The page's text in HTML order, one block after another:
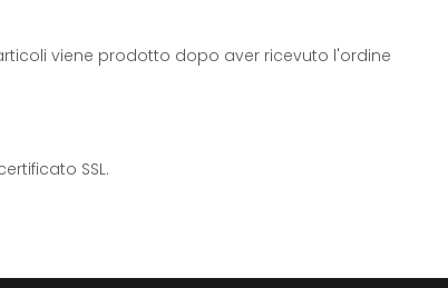
viene prodotto dopo aver ricevuto l'ordine
SSL.